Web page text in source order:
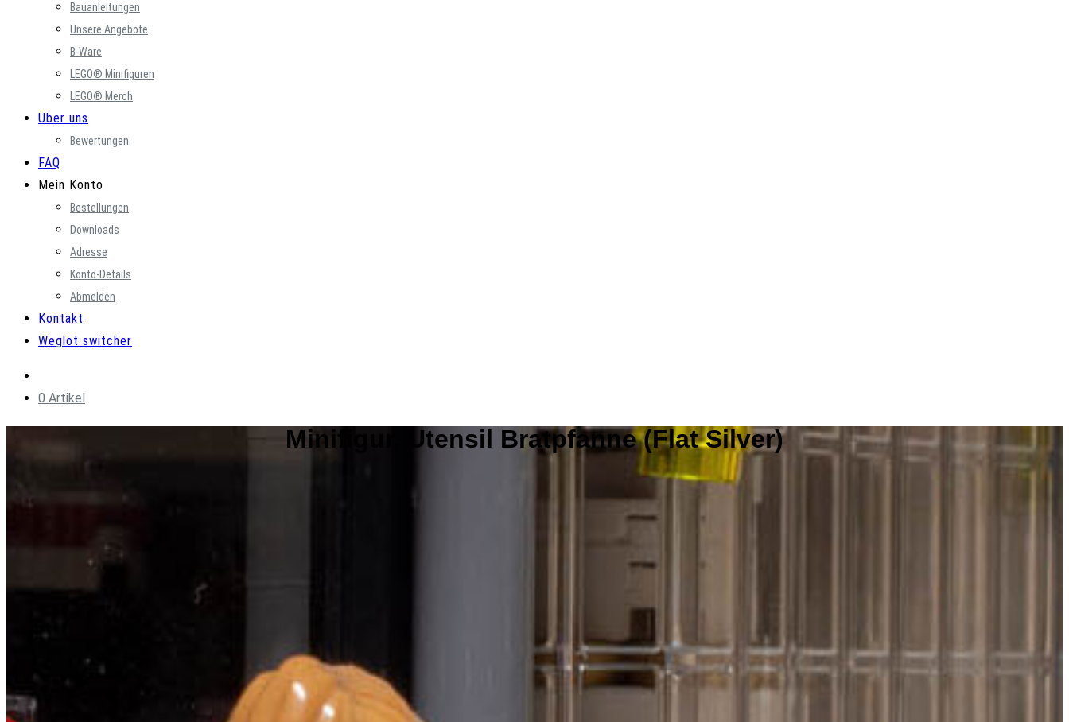
Bauanleitungen
Unsere Angebote
B-Ware
LEGO® Minifiguren
LEGO® Merch
Über uns
Bewertungen
FAQ
Mein Konto
Bestellungen
Downloads
Adresse
Konto-Details
Abmelden
Kontakt
Weglot switcher
0 Artikel
Minifigur, Utensil Bratpfanne (Flat Silver)